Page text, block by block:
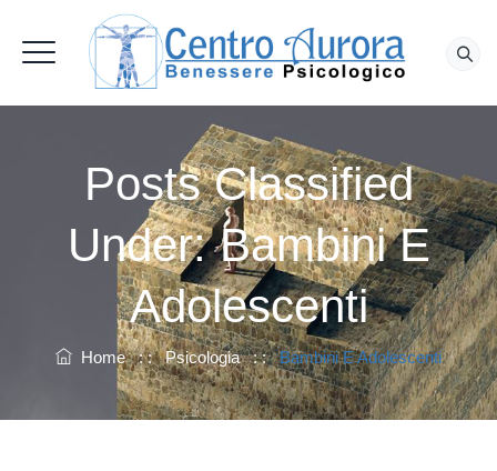
Posts Classified
Under:Bambini E
Adolescenti
Home: :Psicologia: :Bambini E Adolescenti